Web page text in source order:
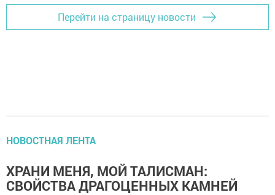
Перейти на страницу новости
НОВОСТНАЯ ЛЕНТА
ХРАНИ МЕНЯ, МОЙ ТАЛИСМАН:
СВОЙСТВА ДРАГОЦЕННЫХ КАМНЕЙ